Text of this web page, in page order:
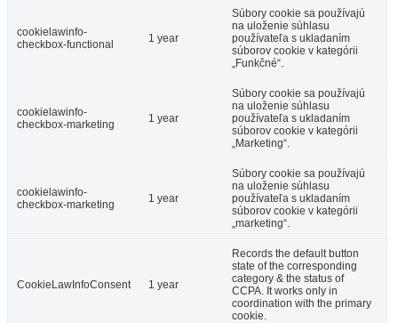
cookielawinfo-
checkbox-functional
1 year
Súbory cookie sa používajú
na uloženie súhlasu
používateľa s ukladaním
súborov cookie v kategórii
„Funkčné“.
cookielawinfo-
checkbox-marketing
1 year
Súbory cookie sa používajú
na uloženie súhlasu
používateľa s ukladaním
súborov cookie v kategórii
„Marketing“.
cookielawinfo-
checkbox-marketing
1 year
Súbory cookie sa používajú
na uloženie súhlasu
používateľa s ukladaním
súborov cookie v kategórii
„marketing“.
CookieLawInfoConsent 1 year
Records the default button
state of the corresponding
category & the status of
CCPA. It works only in
coordination with the primary
cookie.